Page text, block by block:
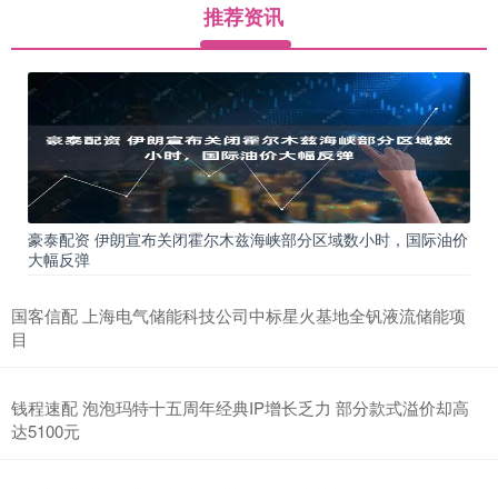
推荐资讯
豪泰配资 伊朗宣布关闭霍尔木兹海峡部分区域数小时，国际油价
大幅反弹
国客信配 上海电气储能科技公司中标星火基地全钒液流储能项
目
钱程速配 泡泡玛特十五周年经典IP增长乏力 部分款式溢价却高
达5100元